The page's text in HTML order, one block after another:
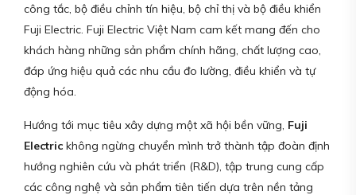
công tắc, bộ điều chỉnh tín hiệu, bộ chỉ thị và bộ điều khiển
Fuji Electric. Fuji Electric Việt Nam cam kết mang đến cho
khách hàng những sản phẩm chính hãng, chất lượng cao,
đáp ứng hiệu quả các nhu cầu đo lường, điều khiển và tự
động hóa.
Hướng tới mục tiêu xây dựng một xã hội bền vững, Fuji
Electric không ngừng chuyển mình trở thành tập đoàn định
hướng nghiên cứu và phát triển (R&D), tập trung cung cấp
các công nghệ và sản phẩm tiên tiến dựa trên nền tảng